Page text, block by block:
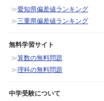
愛知県偏差値ランキング
三重県偏差値ランキング
無料学習サイト
算数の無料問題
理科の無料問題
中学受験について